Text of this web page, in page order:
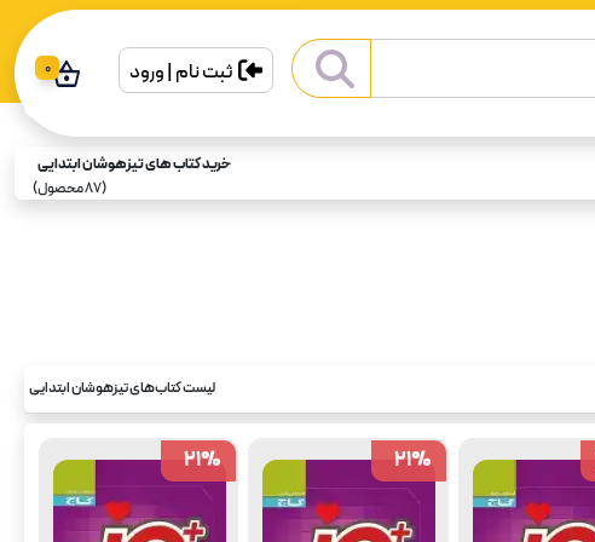
ثبت نام | ورود 0
خرید کتاب های تیزهوشان ابتدایی
(
87محصول)
لیست کتاب‌های تیزهوشان ابتدایی
21%
21%
21%
21%